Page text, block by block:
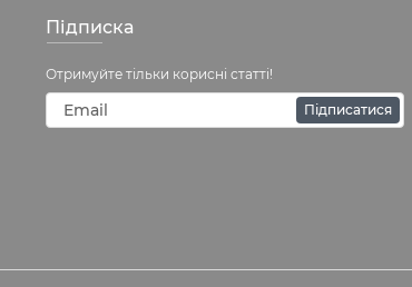
Підписка
Отримуйте тільки корисні статті!
Підписатися